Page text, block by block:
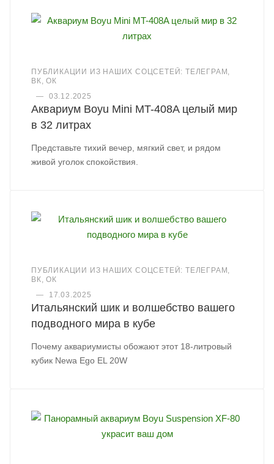
ПУБЛИКАЦИИ ИЗ НАШИХ СОЦСЕТЕЙ: ТЕЛЕГРАМ,
ВК, ОК
—
03.12.2025
Аквариум Boyu Mini MT-408A целый мир
в 32 литрах
Представьте тихий вечер, мягкий свет, и рядом
живой уголок спокойствия.
ПУБЛИКАЦИИ ИЗ НАШИХ СОЦСЕТЕЙ: ТЕЛЕГРАМ,
ВК, ОК
—
17.03.2025
Итальянский шик и волшебство вашего
подводного мира в кубе
Почему аквариумисты обожают этот 18-литровый
кубик Newa Ego EL 20W